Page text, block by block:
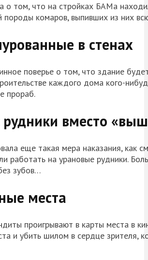
о том, что на стройках БАМа
комаров, выпивших из них
в стенах
поверье о том, что здание
каждого дома кого-
прораб.
вместо
еще такая мера наказания, как
работать на урановые рудники.
зубов…
места
проигрывают в карты места в
и убить шилом в сердце